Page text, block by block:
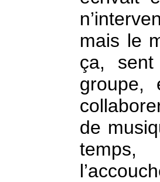
mais le
ça,
groupe,
de